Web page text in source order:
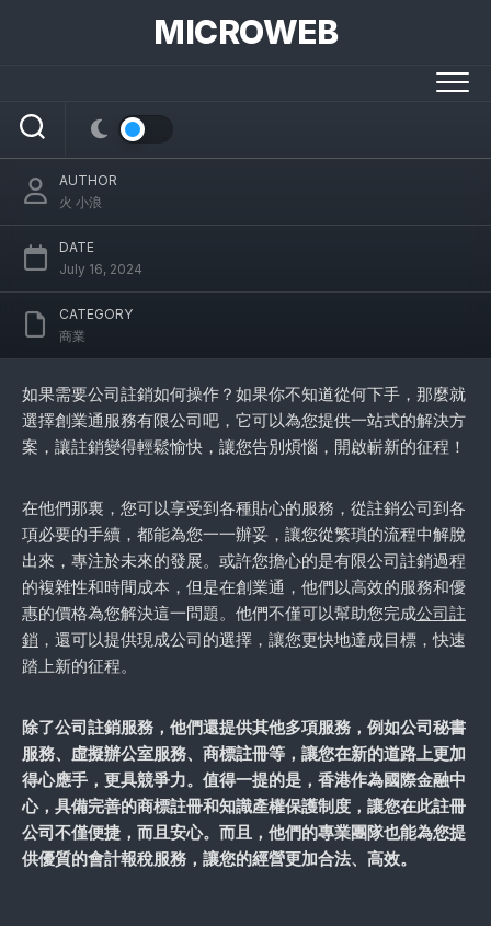
MICROWEB
怎麼樣才能輕鬆註銷公司，開啟新征程
AUTHOR
火 小浪
DATE
July 16, 2024
CATEGORY
商業
如果需要公司註銷如何操作？如果你不知道從何下手，那麼就
選擇創業通服務有限公司吧，它可以為您提供一站式的解決方
案，讓註銷變得輕鬆愉快，讓您告別煩惱，開啟嶄新的征程！
在他們那裏，您可以享受到各種貼心的服務，從註銷公司到各
項必要的手續，都能為您一一辦妥，讓您從繁瑣的流程中解脫
出來，專注於未來的發展。或許您擔心的是有限公司註銷過程
的複雜性和時間成本，但是在創業通，他們以高效的服務和優
惠的價格為您解決這一問題。他們不僅可以幫助您完成公司註
銷 ，還可以提供現成公司的選擇，讓您更快地達成目標，快速
踏上新的征程。
除了公司註銷服務，他們還提供其他多項服務，例如公司秘書
服務、虛擬辦公室服務、商標註冊等，讓您在新的道路上更加
得心應手，更具競爭力。值得一提的是，香港作為國際金融中
心，具備完善的商標註冊和知識產權保護制度，讓您在此註冊
公司不僅便捷，而且安心。而且，他們的專業團隊也能為您提
供優質的會計報稅服務，讓您的經營更加合法、高效。